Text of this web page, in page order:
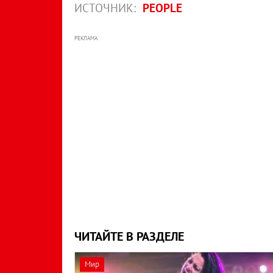
ИСТОЧНИК: PEOPLE
РЕКЛАМА
ЧИТАЙТЕ В РАЗДЕЛЕ
Мир